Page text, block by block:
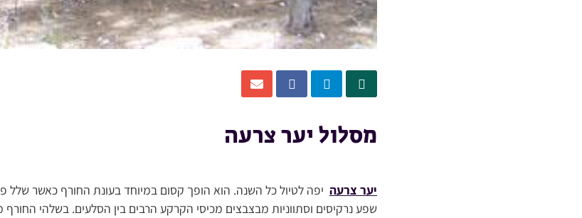
מסלול יער צרעה
יער צרעה יפה לטיול כל השנה. הוא הופך קסום במיוחד בעונת החורף כאשר
שפע נרקיסים וסתווניות מבצבצים מכיסי הקרקע הרבים בין הסלעים. בשלהי